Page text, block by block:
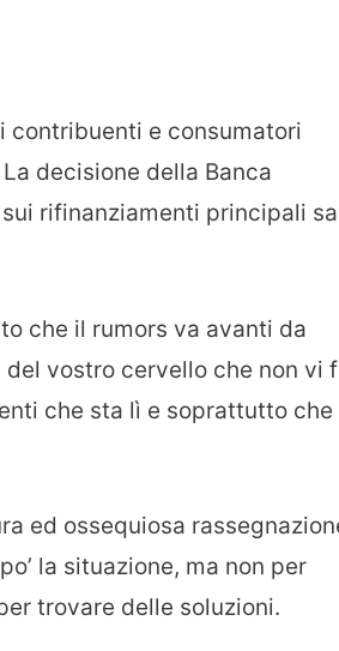
contribuenti e consumatori
decisione della Banca
rifinanziamenti principali
che il rumors va avanti da
del vostro cervello che non vi
che sta lì e soprattutto che
ed ossequiosa
la situazione, ma non per
trovare delle soluzioni.